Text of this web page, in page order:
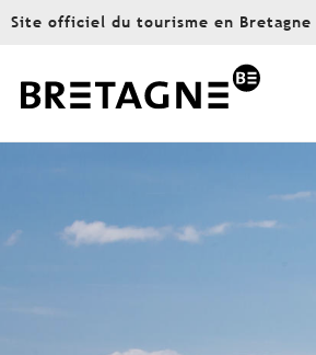
Aller
principal
Site officiel du tourisme en Bretagne